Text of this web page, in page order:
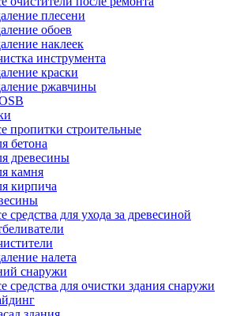
плесени
обоев
наклеек
инструмента
краски
ржавчины
пропитки строительные
бетона
древесины
камня
кирпича
средства для ухода за древесиной
налета
снаружи
средства для очистки здания снаружи